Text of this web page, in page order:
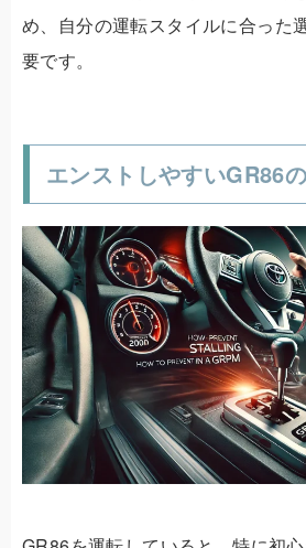
め、自分の運転スタイルに合った
要です。
エンストしやすいGR86